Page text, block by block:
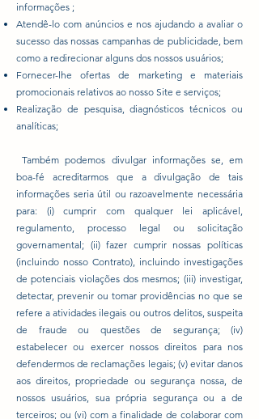
informações ;
Atendê-lo com anúncios e nos ajudando a avaliar o
sucesso das nossas campanhas de publicidade, bem
como a redirecionar alguns dos nossos usuários;
Fornecer-lhe ofertas de marketing e materiais
promocionais relativos ao nosso Site e serviços;
Realização de pesquisa, diagnósticos técnicos ou
analíticas;
Também podemos divulgar informações se, em
boa-fé acreditarmos que a divulgação de tais
informações seria útil ou razoavelmente necessária
para: (i) cumprir com qualquer lei aplicável,
regulamento, processo legal ou solicitação
governamental; (ii) fazer cumprir nossas políticas
(incluindo nosso Contrato), incluindo investigações
de potenciais violações dos mesmos; (iii) investigar,
detectar, prevenir ou tomar providências no que se
refere a atividades ilegais ou outros delitos, suspeita
de fraude ou questões de segurança; (iv)
estabelecer ou exercer nossos direitos para nos
defendermos de reclamações legais; (v) evitar danos
aos direitos, propriedade ou segurança nossa, de
nossos usuários, sua própria segurança ou a de
terceiros; ou (vi) com a finalidade de colaborar com